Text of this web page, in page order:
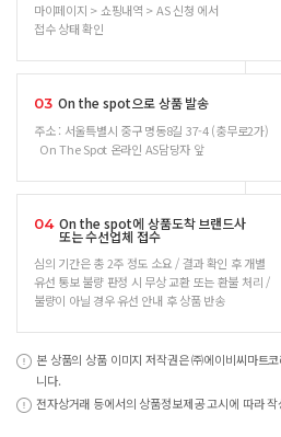
마이페이지 > 쇼핑내역 > AS 신청 에서
접수 상태 확인
03 On the spot으로 상품 발송
주소 : 서울특별시 중구 명동8길 37-4 (충무로2가)
On The Spot 온라인 AS담당자 앞
04 On the spot에 상품도착 브랜드사
또는 수선업체 접수
심의 기간은 총 2주 정도 소요 / 결과 확인 후 개별
유선 통보 불량 판정 시 무상 교환 또는 환불 처리 /
불량이 아닐 경우 유선 안내 후 상품 반송
본 상품의 상품 이미지 저작권은 ㈜에이비씨마트
니다.
전자상거래 등에서의 상품정보제공 고시에 따라 작